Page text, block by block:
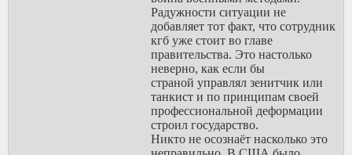
Радужности ситуации не
добавляет тот факт, что сотрудник
кгб уже стоит во главе
правительства. Это настолько
неверно, как если бы
страной управлял зенитчик или
танкист и по принципам своей
профессиональной деформации
строил государство.
Никто не осознаёт насколько это